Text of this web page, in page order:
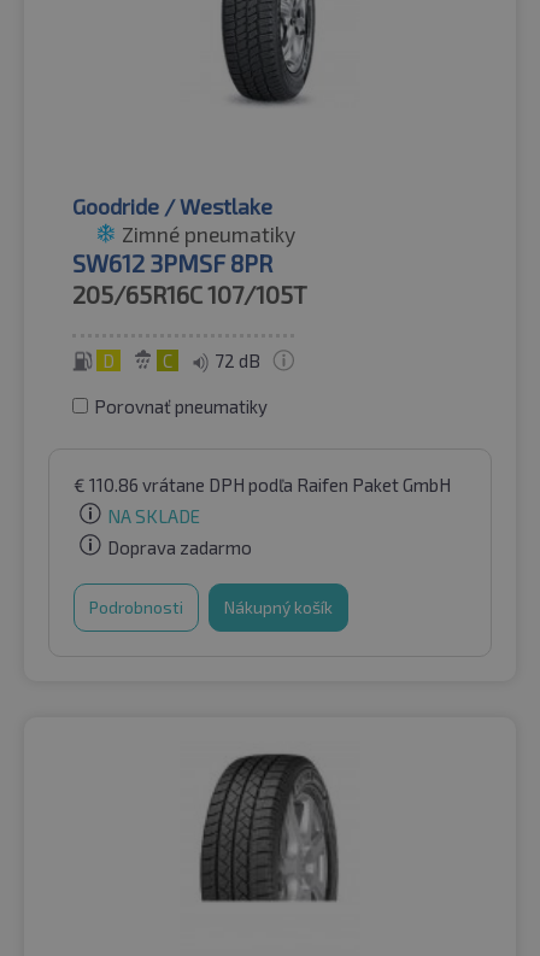
Goodride / Westlake
Zimné pneumatiky
SW612 3PMSF 8PR
205/65R16C107/105T
D C 72 dB
Porovnať pneumatiky
€ 110.86 vrátane DPH podľa Raifen Paket GmbH
NA SKLADE
Doprava zadarmo
Podrobnosti Nákupný košík